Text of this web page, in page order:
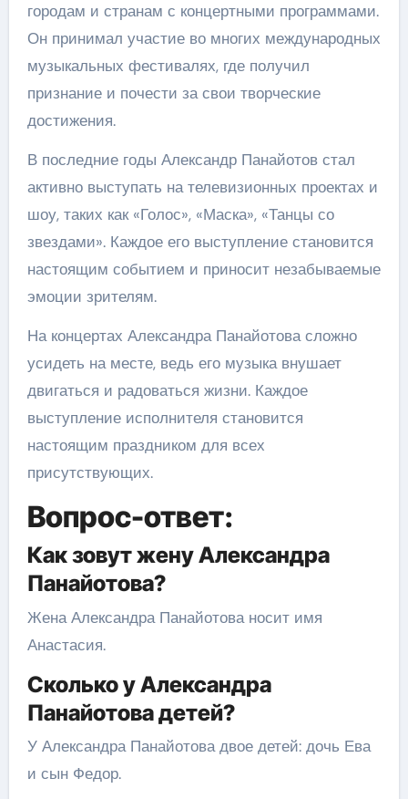
городам и странам с концертными программами.
Он принимал участие во многих международных
музыкальных фестивалях, где получил
признание и почести за свои творческие
достижения.
В последние годы Александр Панайотов стал
активно выступать на телевизионных проектах и
шоу, таких как «Голос», «Маска», «Танцы со
звездами». Каждое его выступление становится
настоящим событием и приносит незабываемые
эмоции зрителям.
На концертах Александра Панайотова сложно
усидеть на месте, ведь его музыка внушает
двигаться и радоваться жизни. Каждое
выступление исполнителя становится
настоящим праздником для всех
присутствующих.
Вопрос-ответ:
Как зовут жену Александра
Панайотова?
Жена Александра Панайотова носит имя
Анастасия.
Сколько у Александра
Панайотова детей?
У Александра Панайотова двое детей: дочь Ева
и сын Федор.